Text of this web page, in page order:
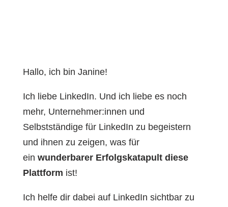
Hallo, ich bin Janine!
Ich liebe LinkedIn. Und ich liebe es noch
mehr, Unternehmer:innen und
Selbstständige für LinkedIn zu begeistern
und ihnen zu zeigen, was für
ein wunderbarer Erfolgskatapult diese
Plattform ist!
Ich helfe dir dabei auf LinkedIn sichtbar zu